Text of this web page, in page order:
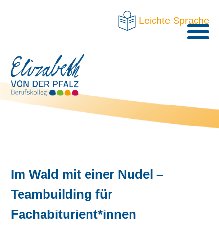
Leichte Sprache
Im Wald mit einer Nudel –
Teambuilding für
Fachabiturient*innen